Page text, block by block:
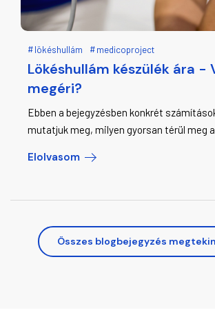
lökéshullám medicoproject
Lökéshullám készülék ára -
megéri?
Ebben a bejegyzésben konkrét
mutatjuk meg, milyen gyorsan térül meg
kalkulációk, lízing lehetőségek, valós
Elolvasom
Összes blogbejegyzés